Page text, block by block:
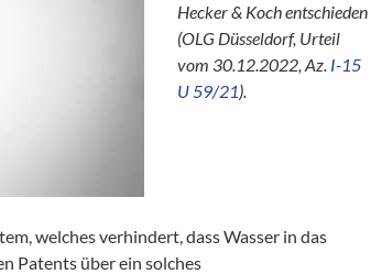
Hecker & Koch entschieden
(OLG Düsseldorf, Urteil
vom 30.12.2022, Az. I-15
U 59/21).
welches verhindert, dass Wasser in das
Patents über ein solches